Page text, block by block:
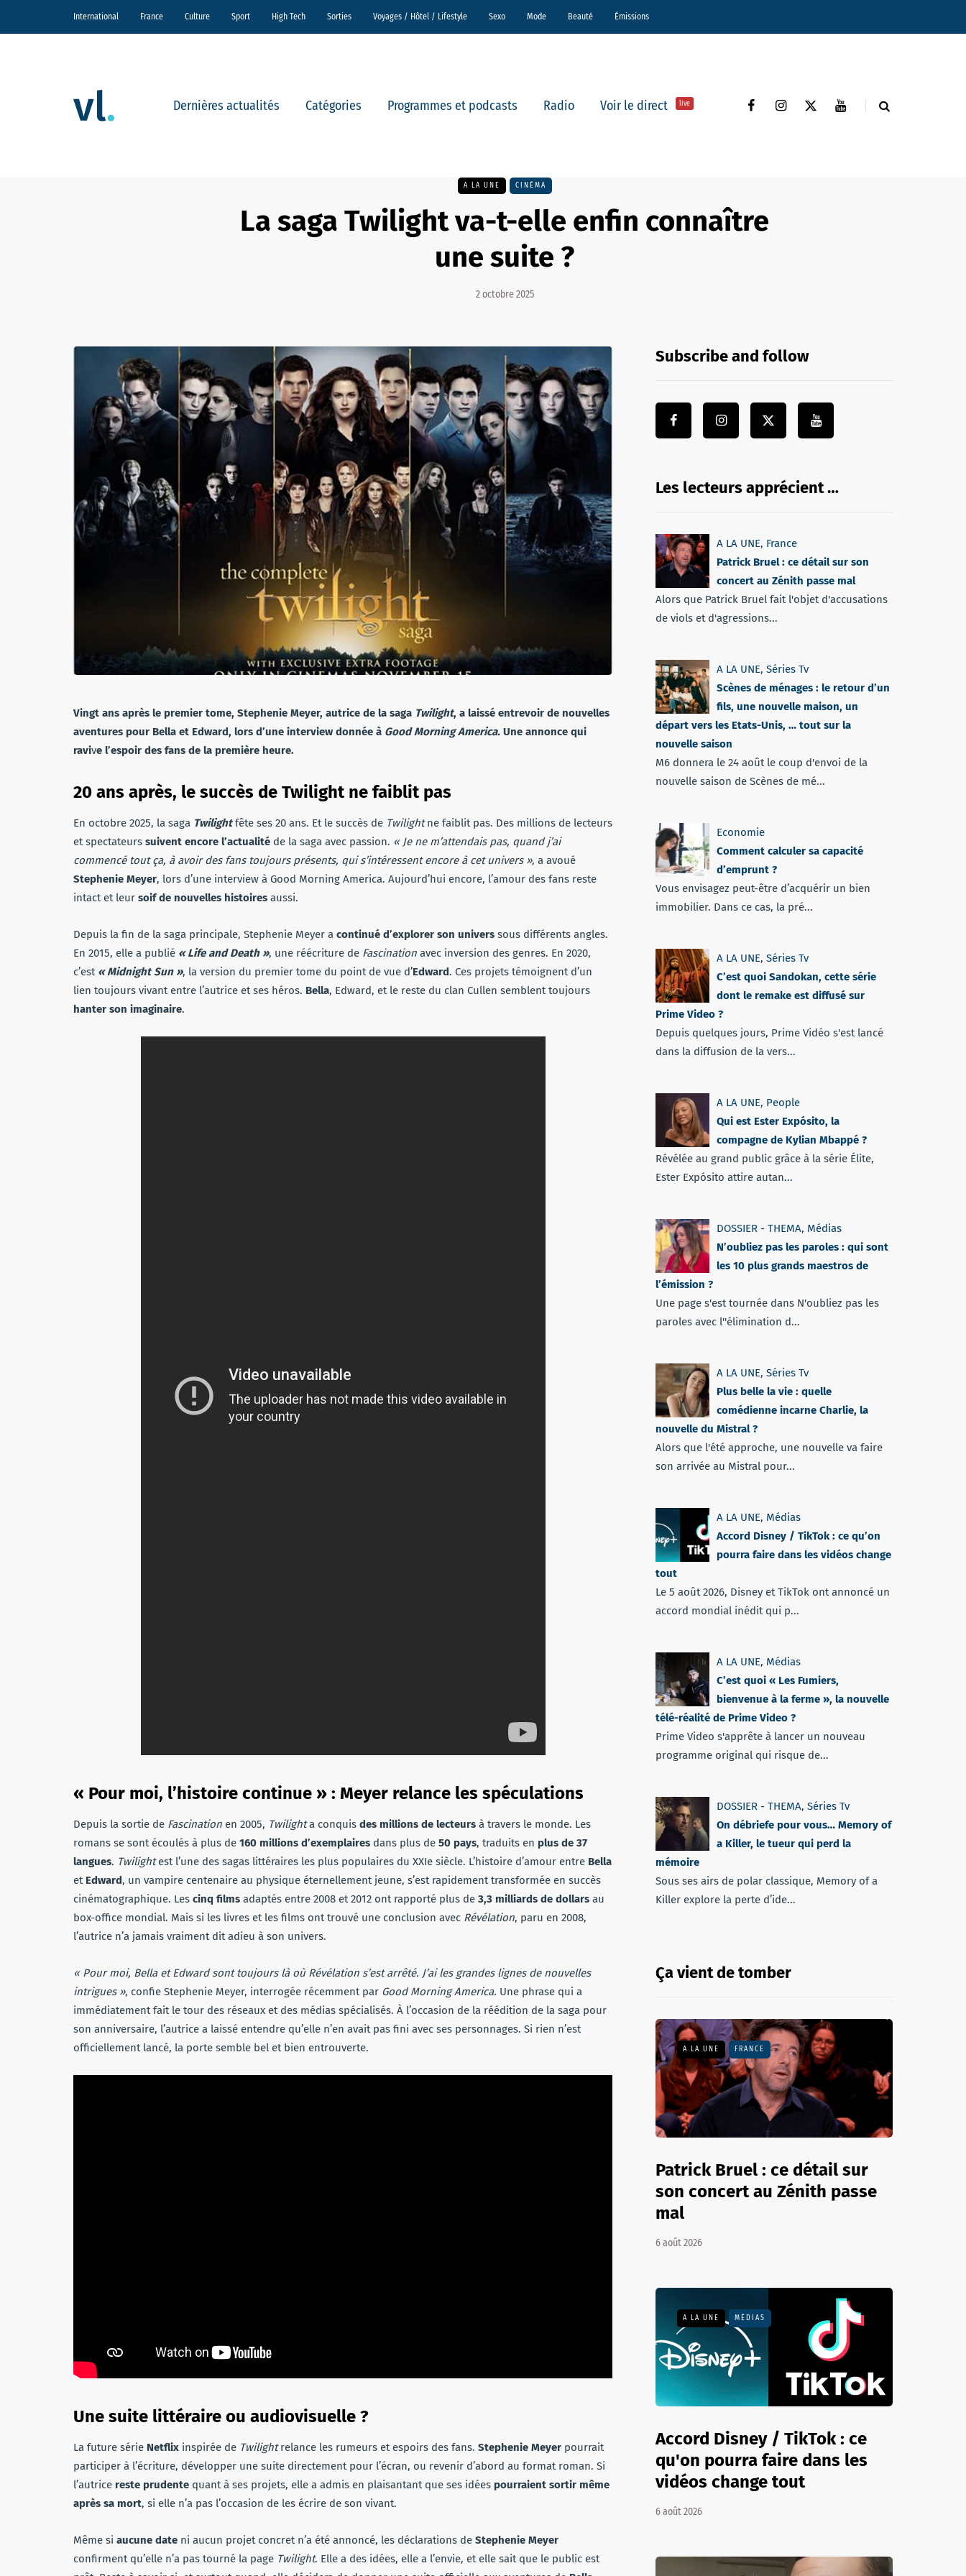
International France Culture Sport High Tech Sorties Voyages / Hôtel / Lifestyle Sexo Mode Beauté Émissions
Dernières actualités Catégories Programmes et podcasts Radio Voir le direct live
A LA UNE CINÉMA
La saga Twilight va-t-elle enfin connaître
une suite ?
2 octobre 2025
Vingt ans après le premier tome, Stephenie Meyer, autrice de la saga Twilight, a laissé entrevoir de nouvelles
aventures pour Bella et Edward, lors d’une interview donnée à Good Morning America. Une annonce qui
ravive l’espoir des fans de la première heure.
20 ans après, le succès de Twilight ne faiblit pas
En octobre 2025, la saga Twilight fête ses 20 ans. Et le succès de Twilightne faiblit pas. Des millions de lecteurs
et spectateurs suivent encore l’actualité de la saga avec passion. « Je ne m’attendais pas, quand j’ai
commencé tout ça, à avoir des fans toujours présents, qui s’intéressent encore à cet univers », a avoué
Stephenie Meyer, lors d’une interview à Good Morning America. Aujourd’hui encore, l’amour des fans reste
intact et leur soif de nouvelles histoires aussi.
Depuis la fin de la saga principale, Stephenie Meyer a continué d’explorer son univers sous différents angles.
En 2015, elle a publié « Life and Death », une réécriture de Fascination avec inversion des genres. En 2020,
c’est « Midnight Sun », la version du premier tome du point de vue d’Edward. Ces projets témoignent d’un
lien toujours vivant entre l’autrice et ses héros. Bella, Edward, et le reste du clan Cullen semblent toujours
hanter son imaginaire.
« Pour moi, l’histoire continue » : Meyer relance les spéculations
Depuis la sortie de Fascination en 2005, Twilighta conquis des millions de lecteurs à travers le monde. Les
romans se sont écoulés à plus de 160 millions d’exemplaires dans plus de 50 pays, traduits en plus de 37
langues. Twilightest l’une des sagas littéraires les plus populaires du XXIe siècle. L’histoire d’amour entre Bella
et Edward, un vampire centenaire au physique éternellement jeune, s’est rapidement transformée en succès
cinématographique. Les cinq films adaptés entre 2008 et 2012 ont rapporté plus de 3,3 milliards de dollars au
box-office mondial. Mais si les livres et les films ont trouvé une conclusion avec Révélation, paru en 2008,
l’autrice n’a jamais vraiment dit adieu à son univers.
« Pour moi, Bella et Edward sont toujours là où Révélation s’est arrêté. J’ai les grandes lignes de nouvelles
intrigues », confie Stephenie Meyer, interrogée récemment par Good Morning America. Une phrase qui a
immédiatement fait le tour des réseaux et des médias spécialisés. À l’occasion de la réédition de la saga pour
son anniversaire, l’autrice a laissé entendre qu’elle n’en avait pas fini avec ses personnages. Si rien n’est
officiellement lancé, la porte semble bel et bien entrouverte.
Une suite littéraire ou audiovisuelle ?
La future série Netflix inspirée de Twilightrelance les rumeurs et espoirs des fans. Stephenie Meyer pourrait
participer à l’écriture, développer une suite directement pour l’écran, ou revenir d’abord au format roman. Si
l’autrice reste prudente quant à ses projets, elle a admis en plaisantant que ses idées pourraient sortir même
après sa mort, si elle n’a pas l’occasion de les écrire de son vivant.
Même si aucune date ni aucun projet concret n’a été annoncé, les déclarations de Stephenie Meyer
confirment qu’elle n’a pas tourné la page Twilight. Elle a des idées, elle a l’envie, et elle sait que le public est
Subscribe and follow
Les lecteurs apprécient …
A LA UNE, France
Patrick Bruel : ce détail sur son
concert au Zénith passe mal
Alors que Patrick Bruel fait l'objet d'accusations
de viols et d'agressions...
A LA UNE, Séries Tv
Scènes de ménages : le retour d’un
fils, une nouvelle maison, un
départ vers les Etats-Unis, … tout sur la
nouvelle saison
M6 donnera le 24 août le coup d'envoi de la
nouvelle saison de Scènes de mé...
Economie
Comment calculer sa capacité
d’emprunt ?
Vous envisagez peut-être d’acquérir un bien
immobilier. Dans ce cas, la pré...
A LA UNE, Séries Tv
C’est quoi Sandokan, cette série
dont le remake est diffusé sur
Prime Video ?
Depuis quelques jours, Prime Vidéo s'est lancé
dans la diffusion de la vers...
A LA UNE, People
Qui est Ester Expósito, la
compagne de Kylian Mbappé ?
Révélée au grand public grâce à la série Élite,
Ester Expósito attire autan...
DOSSIER - THEMA, Médias
N’oubliez pas les paroles : qui sont
les 10 plus grands maestros de
l’émission ?
Une page s'est tournée dans N'oubliez pas les
paroles avec l''élimination d...
A LA UNE, Séries Tv
Plus belle la vie : quelle
comédienne incarne Charlie, la
nouvelle du Mistral ?
Alors que l'été approche, une nouvelle va faire
son arrivée au Mistral pour...
A LA UNE, Médias
Accord Disney / TikTok : ce qu’on
pourra faire dans les vidéos change
tout
Le 5 août 2026, Disney et TikTok ont annoncé un
accord mondial inédit qui p...
A LA UNE, Médias
C’est quoi « Les Fumiers,
bienvenue à la ferme », la nouvelle
télé-réalité de Prime Video ?
Prime Video s'apprête à lancer un nouveau
programme original qui risque de...
DOSSIER - THEMA, Séries Tv
On débriefe pour vous… Memory of
a Killer, le tueur qui perd la
mémoire
Sous ses airs de polar classique, Memory of a
Killer explore la perte d’ide...
Ça vient de tomber
A LA UNE FRANCE
Patrick Bruel : ce détail sur
son concert au Zénith passe
mal
6 août 2026
A LA UNE MÉDIAS
Accord Disney / TikTok : ce
qu'on pourra faire dans les
vidéos change tout
6 août 2026